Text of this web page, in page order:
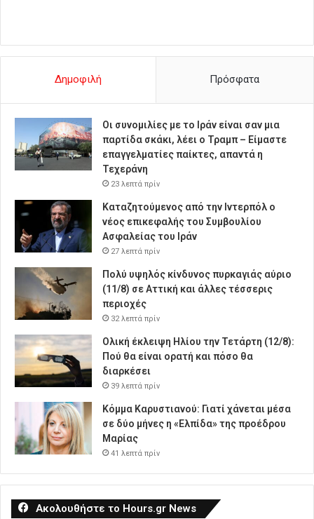
Δημοφιλή Πρόσφατα
Οι συνομιλίες με το Ιράν είναι σαν μια
παρτίδα σκάκι, λέει ο Τραμπ – Είμαστε
επαγγελματίες παίκτες, απαντά η
Τεχεράνη
23 λεπτά πρίν
Καταζητούμενος από την Ιντερπόλ ο
νέος επικεφαλής του Συμβουλίου
Ασφαλείας του Ιράν
27 λεπτά πρίν
Πολύ υψηλός κίνδυνος πυρκαγιάς αύριο
(11/8) σε Αττική και άλλες τέσσερις
περιοχές
32 λεπτά πρίν
Ολική έκλειψη Ηλίου την Τετάρτη (12/8):
Πού θα είναι ορατή και πόσο θα
διαρκέσει
39 λεπτά πρίν
Κόμμα Καρυστιανού: Γιατί χάνεται μέσα
σε δύο μήνες η «Ελπίδα» της προέδρου
Μαρίας
41 λεπτά πρίν
Ακολουθήστε το Hours.gr News